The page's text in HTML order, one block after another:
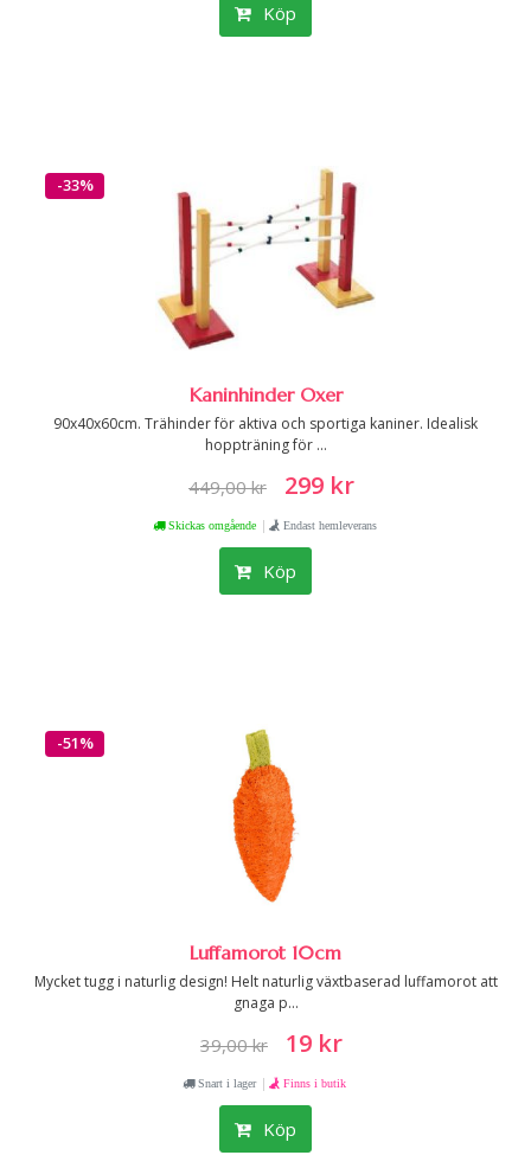
Köp
-33%
Kaninhinder Oxer
90x40x60cm. Trähinder för aktiva och sportiga kaniner. Idealisk
hoppträning för ...
449,00 kr 299 kr
Skickas omgående | Endast hemleverans
Köp
-51%
Luffamorot 10cm
Mycket tugg i naturlig design! Helt naturlig växtbaserad luffamorot att
gnaga p...
39,00 kr 19 kr
Snart i lager | Finns i butik
Köp